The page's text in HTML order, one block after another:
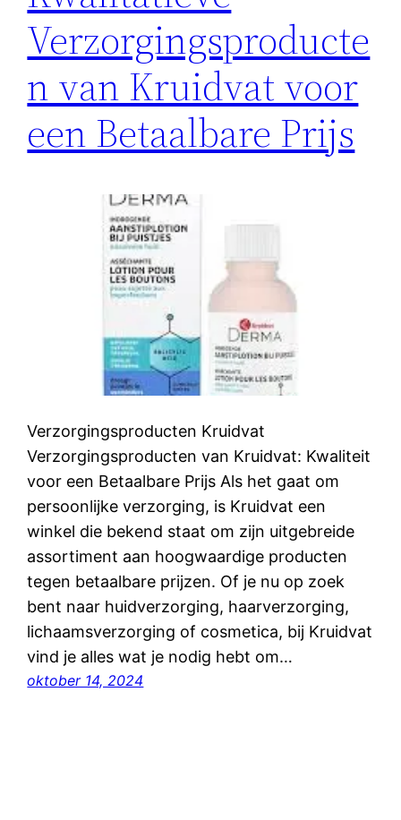
Verzorgingsproducte
n van Kruidvat voor
een Betaalbare Prijs
Verzorgingsproducten Kruidvat
Verzorgingsproducten van Kruidvat: Kwaliteit
voor een Betaalbare Prijs Als het gaat om
persoonlijke verzorging, is Kruidvat een
winkel die bekend staat om zijn uitgebreide
assortiment aan hoogwaardige producten
tegen betaalbare prijzen. Of je nu op zoek
bent naar huidverzorging, haarverzorging,
lichaamsverzorging of cosmetica, bij Kruidvat
vind je alles wat je nodig hebt om…
oktober 14, 2024